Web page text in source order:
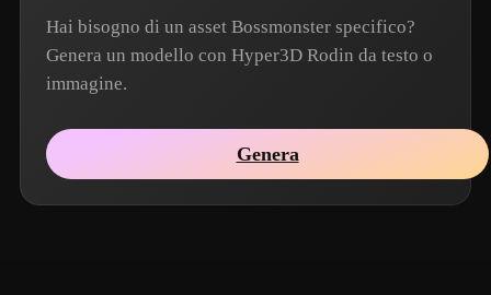
Hai bisogno di un asset Bossmonster specifico?
Genera un modello con Hyper3D Rodin da testo o
immagine.
Genera